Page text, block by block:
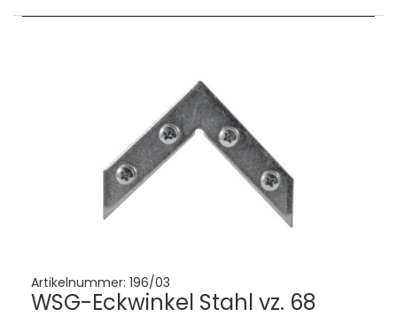
Artikelnummer: 196/03
WSG-Eckwinkel Stahl vz. 68